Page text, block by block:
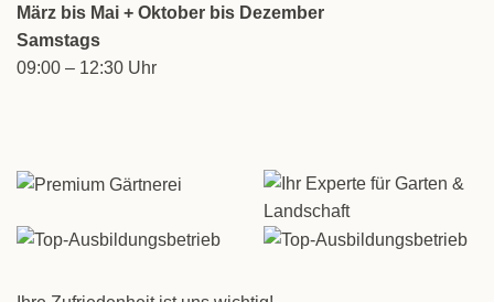
März bis Mai + Oktober bis Dezember
Samstags
09:00 – 12:30 Uhr